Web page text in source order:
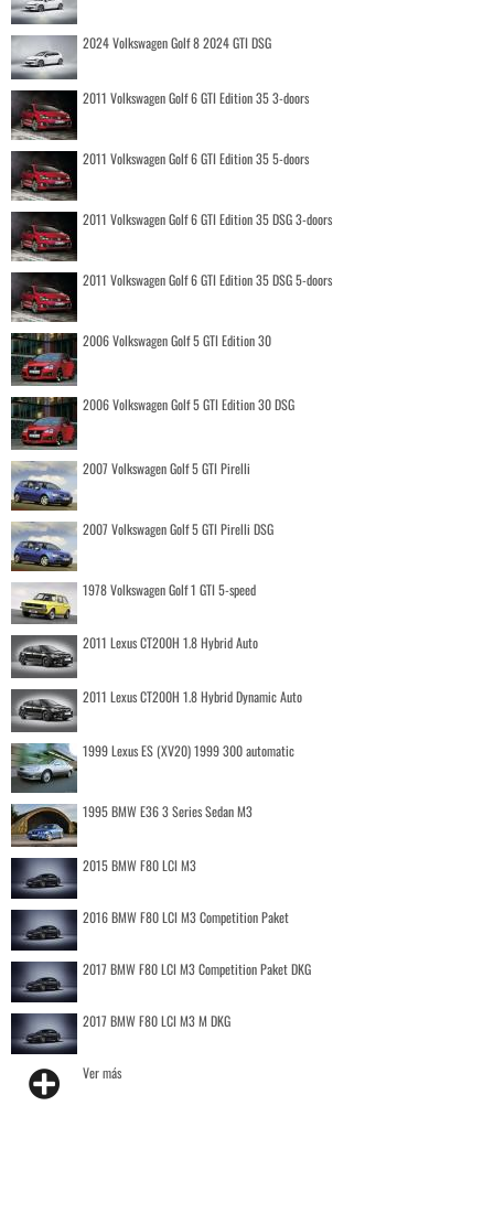
2024 Volkswagen Golf 8 2024 GTI DSG
2011 Volkswagen Golf 6 GTI Edition 35 3-doors
2011 Volkswagen Golf 6 GTI Edition 35 5-doors
2011 Volkswagen Golf 6 GTI Edition 35 DSG 3-doors
2011 Volkswagen Golf 6 GTI Edition 35 DSG 5-doors
2006 Volkswagen Golf 5 GTI Edition 30
2006 Volkswagen Golf 5 GTI Edition 30 DSG
2007 Volkswagen Golf 5 GTI Pirelli
2007 Volkswagen Golf 5 GTI Pirelli DSG
1978 Volkswagen Golf 1 GTI 5-speed
2011 Lexus CT200H 1.8 Hybrid Auto
2011 Lexus CT200H 1.8 Hybrid Dynamic Auto
1999 Lexus ES (XV20) 1999 300 automatic
1995 BMW E36 3 Series Sedan M3
2015 BMW F80 LCI M3
2016 BMW F80 LCI M3 Competition Paket
2017 BMW F80 LCI M3 Competition Paket DKG
2017 BMW F80 LCI M3 M DKG
Ver más